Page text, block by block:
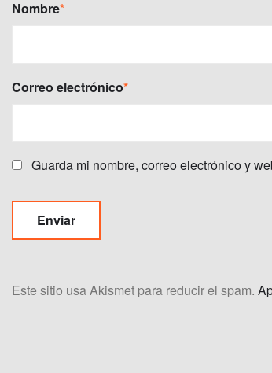
Nombre*
Correo electrónico*
Guarda mi nombre, correo electrónico y
Este sitio usa Akismet para reducir el spam.